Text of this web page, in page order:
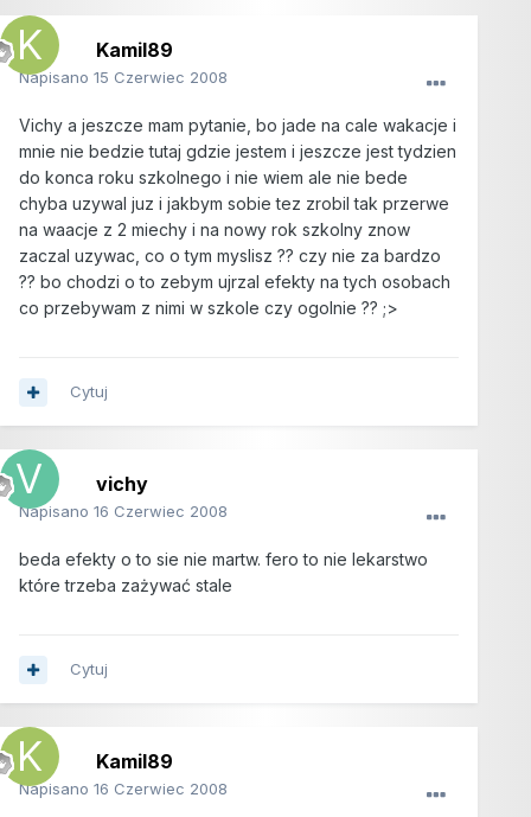
Kamil89
Napisano 15 Czerwiec 2008
Vichy a jeszcze mam pytanie, bo jade na cale wakacje i
mnie nie bedzie tutaj gdzie jestem i jeszcze jest tydzien
do konca roku szkolnego i nie wiem ale nie bede
chyba uzywal juz i jakbym sobie tez zrobil tak przerwe
na waacje z 2 miechy i na nowy rok szkolny znow
zaczal uzywac, co o tym myslisz ?? czy nie za bardzo
?? bo chodzi o to zebym ujrzal efekty na tych osobach
co przebywam z nimi w szkole czy ogolnie ?? ;>
Cytuj
vichy
Napisano 16 Czerwiec 2008
beda efekty o to sie nie martw. fero to nie lekarstwo
które trzeba zażywać stale
Cytuj
Kamil89
Napisano 16 Czerwiec 2008